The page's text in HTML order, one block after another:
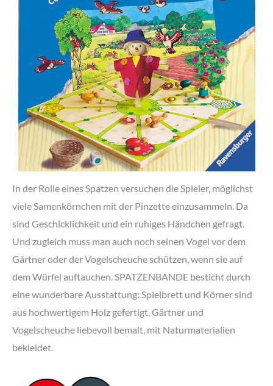
In der Rolle eines Spatzen versuchen die Spieler, möglichst
viele Samenkörnchen mit der Pinzette einzusammeln. Da
sind Geschicklichkeit und ein ruhiges Händchen gefragt.
Und zugleich muss man auch noch seinen Vogel vor dem
Gärtner oder der Vogelscheuche schützen, wenn sie auf
dem Würfel auftauchen. SPATZENBANDE besticht durch
eine wunderbare Ausstattung: Spielbrett und Körner sind
aus hochwertigem Holz gefertigt, Gärtner und
Vogelscheuche liebevoll bemalt, mit Naturmaterialien
bekleidet.